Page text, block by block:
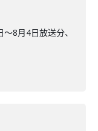
8月4日放送分、